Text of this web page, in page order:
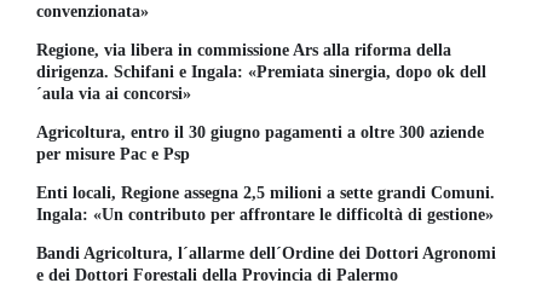
convenzionata»
Regione, via libera in commissione Ars alla riforma della
dirigenza. Schifani e Ingala: «Premiata sinergia, dopo ok dell
´aula via ai concorsi»
Agricoltura, entro il 30 giugno pagamenti a oltre 300 aziende
per misure Pac e Psp
Enti locali, Regione assegna 2,5 milioni a sette grandi Comuni.
Ingala: «Un contributo per affrontare le difficoltà di gestione»
Bandi Agricoltura, l´allarme dell´Ordine dei Dottori Agronomi
e dei Dottori Forestali della Provincia di Palermo